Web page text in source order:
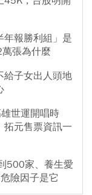
報勝利組」是
張為什麼
給子女出人頭地
世運開唱時
拓元售票資訊一
500家、養生愛
險因子是它